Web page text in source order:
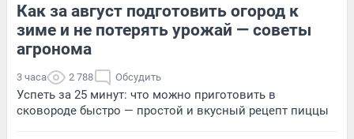
Как за август подготовить огород к
зиме и не потерять урожай — советы
агронома
3 часа 2 788 Обсудить
Успеть за 25 минут: что можно приготовить в
сковороде быстро — простой и вкусный рецепт пиццы